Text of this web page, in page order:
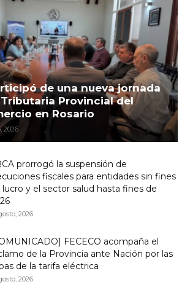
de una nueva jornada
Provincial del
en Rosario
2026
prorrogó la suspensión de
fiscales para entidades sin fines
lucro y el sector salud hasta fines de
2026
FECECO acompaña el
de la Provincia ante Nación por las
de la tarifa eléctrica
2026